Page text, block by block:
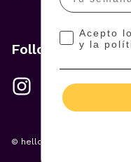
Follow us
© hellowish 2026 — All
Acepto
y la